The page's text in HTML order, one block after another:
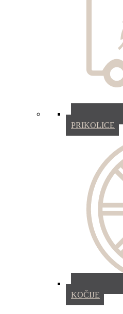
PRIKOLICE
KOČIJE